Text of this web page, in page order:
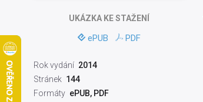
UKÁZKAKE STAŽENÍ
ePUB PDF
Rok vydání 2014
Stránek 144
Formáty ePUB, PDF